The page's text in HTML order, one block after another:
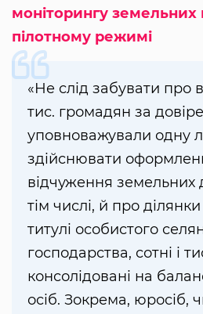
моніторингу земельних
пілотному режимі
«Не слід забувати про
тис. громадян за
уповноважували одну
здійснювати
відчуження земельних
тім числі, й про
титулі особистого
господарства, сотні і
консолідовані на
осіб. Зокрема, юросіб,